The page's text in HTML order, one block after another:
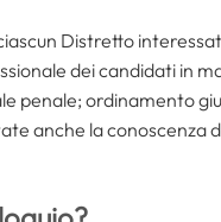
Distretto
dei candidati in
penale; ordinamento
anche la conoscenza